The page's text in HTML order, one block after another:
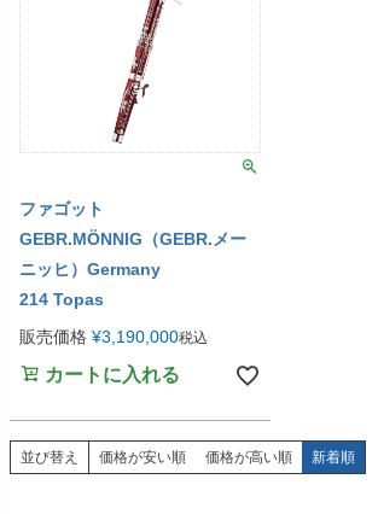
ファゴット
GEBR.MÖNNIG（GEBR.メー
ニッヒ）Germany
214 Topas
販売価格 ¥3,190,000税込
カートに入れる
並び替え 価格が安い順 価格が高い順 新着順